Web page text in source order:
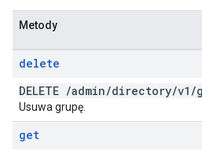
Metody
delete
DELETE /admin/directory/v1 /
Usuwa grupę.
get